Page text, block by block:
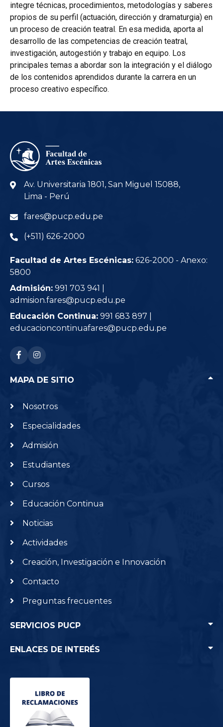
integre técnicas, procedimientos, metodologías y saberes
propios de su perfil (actuación, dirección y dramaturgia) en
un proceso de creación teatral. En esa medida, aporta al
desarrollo de las competencias de creación teatral,
investigación, autogestión y trabajo en equipo. Los
principales temas a abordar son la integración y el diálogo
de los contenidos aprendidos durante la carrera en un
proceso creativo específico.
Av. Universitaria 1801, San Miguel 15088,
Lima - Perú
fares@pucp.edu.pe
(+511) 626-2000
Facultad de Artes Escénicas: 626-2000 - Anexo:
5800
Admisión: 991 703 941 |
admision.fares@pucp.edu.pe
Educación Continua: 991 683 897 |
educacioncontinuafares@pucp.edu.pe
RRSS: facebook-f
RRSS: instagram
MAPA DE SITIO
Nosotros
Especialidades
Admisión
Estudiantes
Cursos
Educación Continua
Noticias
Actividades
Creación, Investigación e Innovación
Contacto
Preguntas frecuentes
SERVICIOS PUCP
Punto Edu
Servicio de Salud
Campus virtual
ENLACES DE INTERÉS
Home PUCP
Intercambio académico
Centro Cultural CCPUCP